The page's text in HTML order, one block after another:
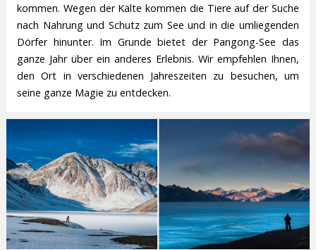
kommen. Wegen der Kälte kommen die Tiere auf der Suche
nach Nahrung und Schutz zum See und in die umliegenden
Dörfer hinunter. Im Grunde bietet der Pangong-See das
ganze Jahr über ein anderes Erlebnis. Wir empfehlen Ihnen,
den Ort in verschiedenen Jahreszeiten zu besuchen, um
seine ganze Magie zu entdecken.